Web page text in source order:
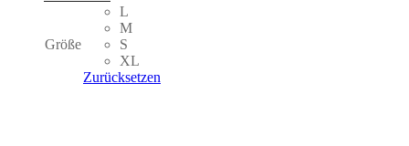
Größe
L
M
S
XL
Zurücksetzen